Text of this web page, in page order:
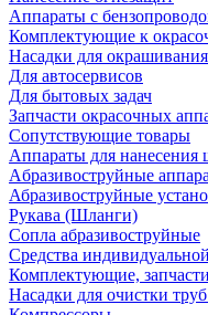
Аппараты с
Комплектующие к
Насадки для
Для автосервисов
Для бытовых задач
Запчасти окрасочных
Сопутствующие товары
Аппараты для нанесения
Aбразивоструйные
Абразивоструйные
Рукава (Шланги)
Сопла абразивоструйные
Средства
Комплектующие,
Насадки для очистки